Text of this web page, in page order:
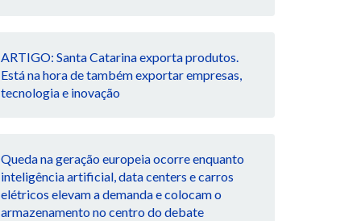
ARTIGO: Santa Catarina exporta produtos.
Está na hora de também exportar empresas,
tecnologia e inovação
Queda na geração europeia ocorre enquanto
inteligência artificial, data centers e carros
elétricos elevam a demanda e colocam o
armazenamento no centro do debate